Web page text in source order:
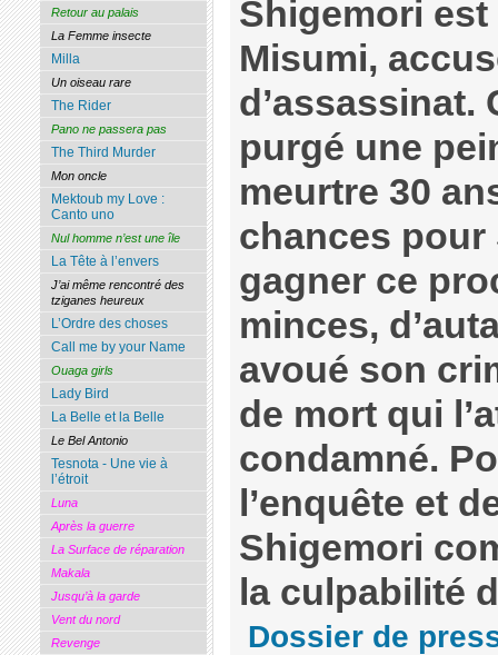
Shigemori
Misumi,
d’assassinat.
purgé une
meurtre 30
chances pour
gagner ce
minces,
avoué son
de mort qui
condamné.
l’enquête et
Shigemori
la culpabilité
Dossier de
Retour au palais
La Femme insecte
Milla
Un oiseau rare
The Rider
Pano ne passera pas
The Third Murder
Mon oncle
Mektoub my Love :
Canto uno
Nul homme n’est une île
La Tête à l’envers
J’ai même rencontré des
tziganes heureux
L’Ordre des choses
Call me by your Name
Ouaga girls
Lady Bird
La Belle et la Belle
Le Bel Antonio
Tesnota - Une vie à
l’étroit
Luna
Après la guerre
La Surface de réparation
Makala
Jusqu’à la garde
Vent du nord
Revenge